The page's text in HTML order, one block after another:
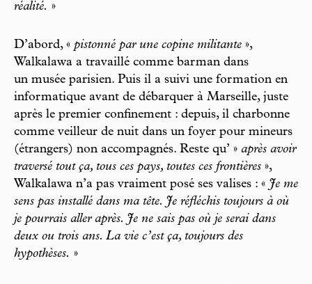
réalité. »
D’abord, « pistonné par une copine militante »,
Walkalawa a travaillé comme barman dans
un musée parisien. Puis il a suivi une formation en
informatique avant de débarquer à Marseille, juste
après le premier confinement : depuis, il charbonne
comme veilleur de nuit dans un foyer pour mineurs
(étrangers) non accompagnés. Reste qu’ » après avoir
traversé tout ça, tous ces pays, toutes ces frontières »,
Walkalawa n’a pas vraiment posé ses valises : « Je me
sens pas installé dans ma tête. Je réfléchis toujours à où
je pourrais aller après. Je ne sais pas où je serai dans
deux ou trois ans. La vie c’est ça, toujours des
hypothèses. »